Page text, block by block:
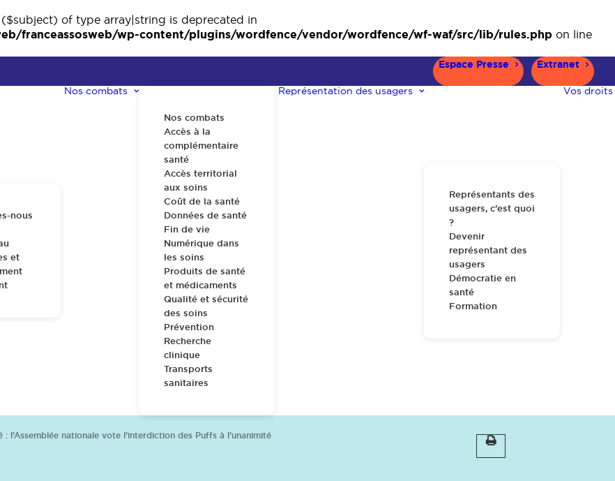
of type array|string is deprecated in
franceassosweb/wp-content/plugins/wordfence/vendor/wordfence/wf-waf/src/lib/rules.php on line
Espace Presse Extranet
nous
et
Nos combats
Nos combats
Accès à la
complémentaire
santé
Accès territorial
aux soins
Coût de la santé
Données de santé
Fin de vie
Numérique dans
les soins
Produits de santé
et médicaments
Qualité et sécurité
des soins
Prévention
Recherche
clinique
Transports
sanitaires
Représentation des usagers
Représentants des
usagers, c’est quoi
?
Devenir
représentant des
usagers
Démocratie en
santé
Formation
Vos droits
: l’Assemblée nationale vote l’interdiction des Puffs à l’unanimité